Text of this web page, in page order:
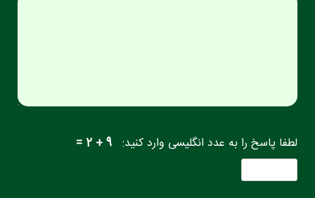
لطفا پاسخ را به عدد انگلیسی وارد کنید: 9 + 2 =